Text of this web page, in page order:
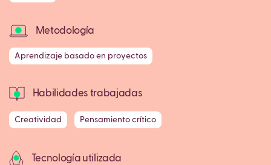
Metodología
Aprendizaje basado en proyectos
Habilidades trabajadas
Creatividad Pensamiento crítico
Tecnología utilizada